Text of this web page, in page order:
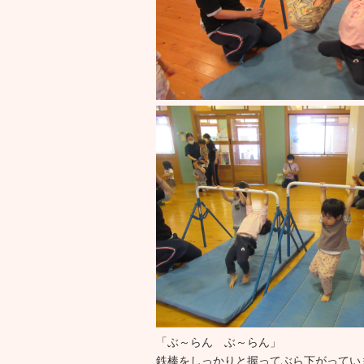
「ぶ～らん ぶ～らん」
鉄棒をしっかりと握ってぶら下がってい